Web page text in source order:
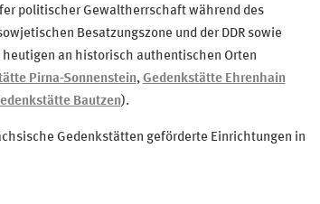
politischer Gewaltherrschaft während des
Besatzungszone und der DDR sowie
an historisch authentischen Orten
Pirna-Sonnenstein, Gedenkstätte Ehrenhain
Bautzen).
Gedenkstätten geförderte Einrichtungen in